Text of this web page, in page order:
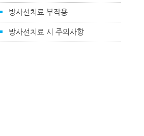
방사선치료 부작용
방사선치료 시 주의사항